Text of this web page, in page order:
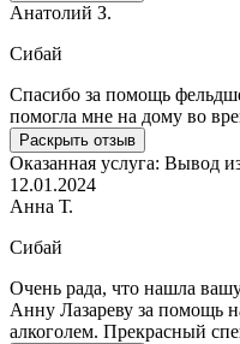
Анатолий З.
Сибай
Спасибо за помощь
помогла мне на дому во
Раскрыть отзыв
Оказанная услуга: Вывод
12.01.2024
Анна Т.
Сибай
Очень рада, что нашла
Анну Лазареву за помощь
алкоголем. Прекрасный